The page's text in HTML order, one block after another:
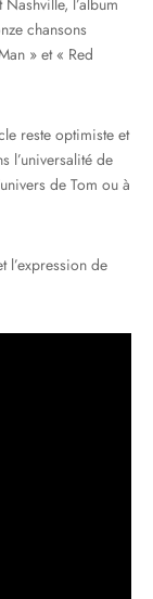
l’album
chansons
» et « Red
reste optimiste et
l’universalité de
de Tom ou à
l’expression de